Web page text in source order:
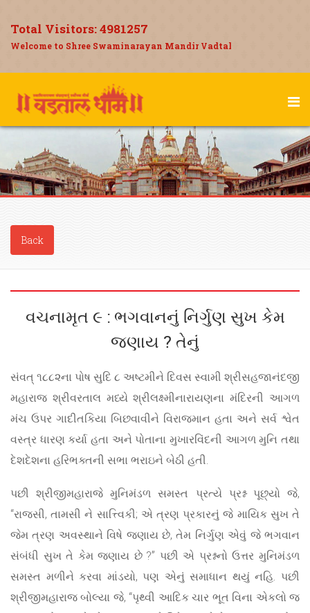
Total Visitors:4981257
Welcome to Shree Swaminarayan Mandir Vadtal
Back
વચનામૃત ૯ : ભગવાનનું નિર્ગુણ સુખ કેમ
જણાય ? તેનું
સંવત્ ૧૮૮૨ના પોષ સુદિ ૮ અષ્ટમીને દિવસ સ્વામી શ્રીસહજાનંદજી
મહારાજ શ્રીવરતાલ મધ્યે શ્રીલક્ષ્મીનારાયણના મંદિરની આગળ
મંચ ઉપર ગાદીતકિયા બિછવાવીને વિરાજમાન હતા અને સર્વ શ્વેત
વસ્ત્ર ધારણ કર્યા હતા અને પોતાના મુખારવિંદની આગળ મુનિ તથા
દેશદેશના હરિભક્તની સભા ભરાઇને બેઠી હતી.
પછી શ્રીજીમહારાજે મુનિમંડળ સમસ્ત પ્રત્યે પ્રશ્ન પૂછ્યો જે,
“રાજસી, તામસી ને સાત્ત્વિકી; એ ત્રણ પ્રકારનું જે માયિક સુખ તે
જેમ ત્રણ અવસ્થાને વિષે જણાય છે, તેમ નિર્ગુણ એવું જે ભગવાન
સંબંધી સુખ તે કેમ જણાય છે ?” પછી એ પ્રશ્નનો ઉત્તર મુનિમંડળ
સમસ્ત મળીને કરવા માંડયો, પણ એનું સમાધાન થયું નહિ. પછી
શ્રીજીમહારાજ બોલ્યા જે, “પૃથ્વી આદિક ચાર ભૂત વિના એકલો જ